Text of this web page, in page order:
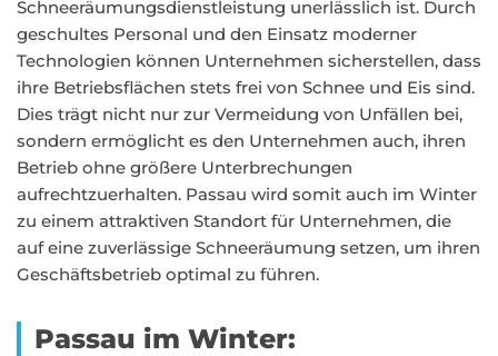
Schneeräumungsdienstleistung unerlässlich ist. Durch
geschultes Personal und den Einsatz moderner
Technologien können Unternehmen sicherstellen, dass
ihre Betriebsflächen stets frei von Schnee und Eis sind.
Dies trägt nicht nur zur Vermeidung von Unfällen bei,
sondern ermöglicht es den Unternehmen auch, ihren
Betrieb ohne größere Unterbrechungen
aufrechtzuerhalten. Passau wird somit auch im Winter
zu einem attraktiven Standort für Unternehmen, die
auf eine zuverlässige Schneeräumung setzen, um ihren
Geschäftsbetrieb optimal zu führen.
Passau im Winter: